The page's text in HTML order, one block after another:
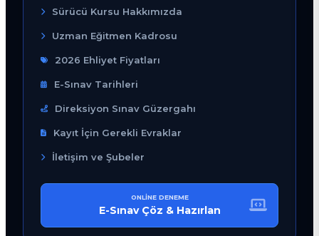
Sürücü Kursu Hakkımızda
Uzman Eğitmen Kadrosu
2026 Ehliyet Fiyatları
E-Sınav Tarihleri
Direksiyon Sınav Güzergahı
Kayıt İçin Gerekli Evraklar
İletişim ve Şubeler
ONLINE DENEME
E-Sınav Çöz & Hazırlan